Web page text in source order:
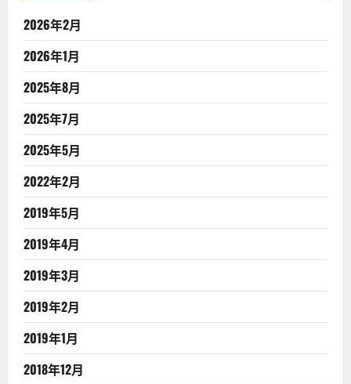
2026年2月
2026年1月
2025年8月
2025年7月
2025年5月
2022年2月
2019年5月
2019年4月
2019年3月
2019年2月
2019年1月
2018年12月